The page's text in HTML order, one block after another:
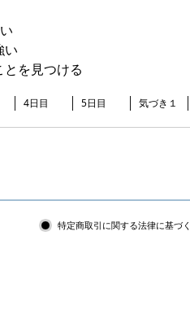
い
を見つける
4日目 5日目 気づき１
特定商取引に関する法律に基づ